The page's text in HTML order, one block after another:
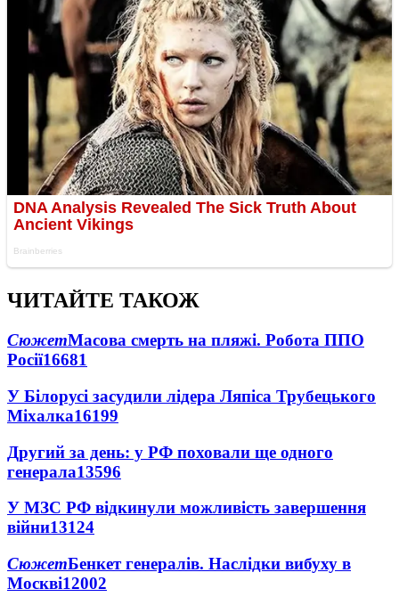
ЧИТАЙТЕ ТАКОЖ
СюжетМасова смерть на пляжі. Робота ППО
Росії16681
У Білорусі засудили лідера Ляпіса Трубецького
Міхалка16199
Другий за день: у РФ поховали ще одного
генерала13596
У МЗС РФ відкинули можливість завершення
війни13124
СюжетБенкет генералів. Наслідки вибуху в
Москві12002